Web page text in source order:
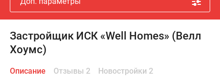
Застройщик ИСК «Well Homes» (Велл
Хоумс)
Описание Отзывы 2 Новостройки 2